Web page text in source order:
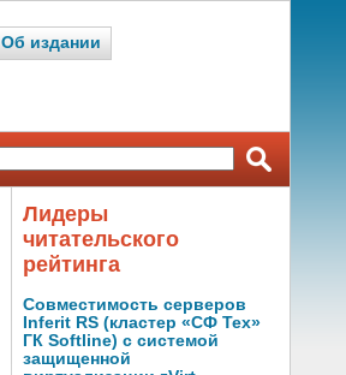
Об издании
Лидеры
читательского
рейтинга
Совместимость серверов
Inferit RS (кластер «СФ Тех»
ГК Softline) с системой
защищенной